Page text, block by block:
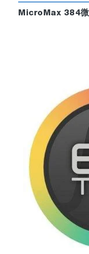
MicroMax 384微